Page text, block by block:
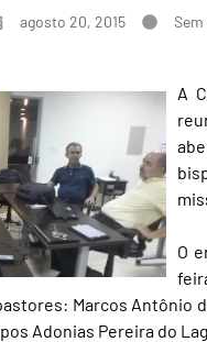
agosto 20, 2015
A
O
Marcos Antônio
Adonias Pereira do